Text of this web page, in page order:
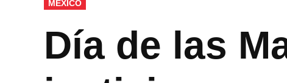
EN
MEXICO
Día de las